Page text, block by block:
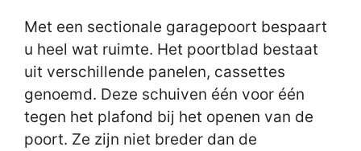
Met een sectionale garagepoort bespaart
u heel wat ruimte. Het poortblad bestaat
uit verschillende panelen, cassettes
genoemd. Deze schuiven één voor één
tegen het plafond bij het openen van de
poort. Ze zijn niet breder dan de